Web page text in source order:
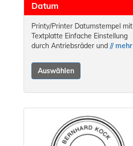
Datum
Printy/Printer Datumstempel mit
Textplatte Einfache Einstellung
durch Antriebsräder und // mehr
Auswählen